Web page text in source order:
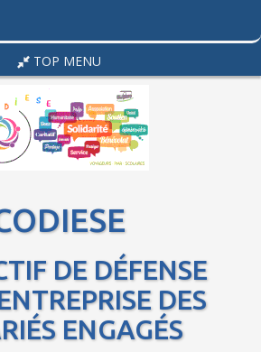
TOP MENU
DE DÉFENSE
DES
ENGAGÉS